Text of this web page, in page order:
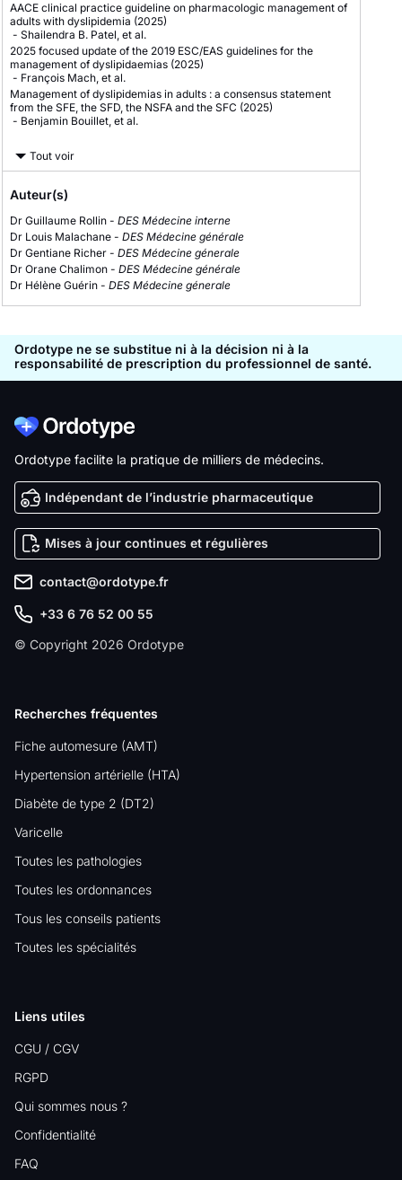
AACE clinical practice guideline on pharmacologic management of
adults with dyslipidemia (2025)
- Shailendra B. Patel, et al.
2025 focused update of the 2019 ESC/EAS guidelines for the
management of dyslipidaemias (2025)
- François Mach, et al.
Management of dyslipidemias in adults : a consensus statement
from the SFE, the SFD, the NSFA and the SFC (2025)
- Benjamin Bouillet, et al.
Tout voir
Auteur(s)
Dr Guillaume Rollin - DES Médecine interne
Dr Louis Malachane - DES Médecine générale
Dr Gentiane Richer - DES Médecine génerale
Dr Orane Chalimon - DES Médecine générale
Dr Hélène Guérin - DES Médecine génerale
Ordotype ne se substitue ni à la décision ni à la
responsabilité de prescription du professionnel de santé.
Ordotype facilite la pratique de milliers de médecins.
Indépendant de l’industrie pharmaceutique
Mises à jour continues et régulières
contact@ordotype.fr
+33 6 76 52 00 55
© Copyright 2026 Ordotype
Recherches fréquentes
Fiche automesure (AMT)
Hypertension artérielle (HTA)
Diabète de type 2 (DT2)
Varicelle
Toutes les pathologies
Toutes les ordonnances
Tous les conseils patients
Toutes les spécialités
Liens utiles
CGU / CGV
RGPD
Qui sommes nous ?
Confidentialité
FAQ